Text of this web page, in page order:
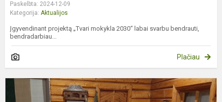
Paskelbta: 2024-12-09
Kategorija: Aktualijos
Įgyvendinant projektą „Tvari mokykla 2030“ labai svarbu bendrauti,
bendradarbiau...
Plačiau